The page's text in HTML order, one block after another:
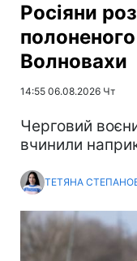
Росіяни
Волновахи
14:55 06.08.2026 Чт
Черговий
вчинили
ТЕТЯНА